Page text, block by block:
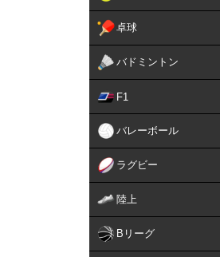
卓球
バドミントン
F1
バレーボール
ラグビー
陸上
Bリーグ